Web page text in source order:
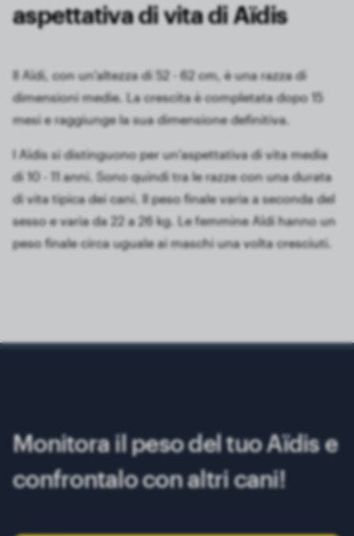
aspettativa di vita di Aïdis
Il Aïdi, con un'altezza di 52 - 62 cm, è una razza di
dimensioni medie. La crescita è completata dopo 15
mesi e raggiunge la sua dimensione definitiva.
I Aïdis si distinguono per un'aspettativa di vita media
di 10 - 11 anni. Sono quindi tra le razze con una durata
di vita tipica dei cani. Il peso finale varia a seconda del
sesso e varia da 22 a 26 kg. Le femmine Aïdi hanno un
peso finale circa uguale ai maschi una volta cresciuti.
Monitora il peso del tuo Aïdis e
confrontalo con altri cani!